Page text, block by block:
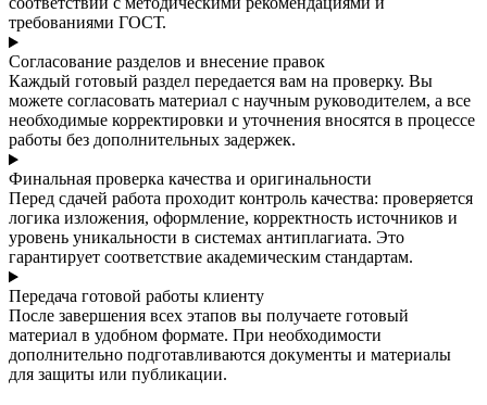
требованиями ГОСТ.
Согласование разделов и внесение правок
Каждый готовый раздел передается вам на проверку. Вы
можете согласовать материал с научным руководителем, а все
необходимые корректировки и уточнения вносятся в процессе
работы без дополнительных задержек.
Финальная проверка качества и оригинальности
Перед сдачей работа проходит контроль качества: проверяется
логика изложения, оформление, корректность источников и
уровень уникальности в системах антиплагиата. Это
гарантирует соответствие академическим стандартам.
Передача готовой работы клиенту
После завершения всех этапов вы получаете готовый
материал в удобном формате. При необходимости
дополнительно подготавливаются документы и материалы
для защиты или публикации.